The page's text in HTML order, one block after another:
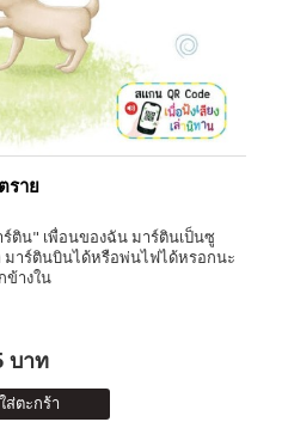
ราย
ร์ติน" เพื่อนของฉัน มาร์ตินเป็นซู
มาร์ตินบินได้หรือพ่นไฟได้หรอกนะ
ข้างใน
บาท
ส่ตะกร้า